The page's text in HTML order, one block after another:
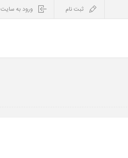
ثبت نام ورود به سایت